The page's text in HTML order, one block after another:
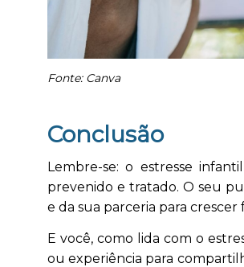
Fonte: Canva
Conclusão
Lembre-se: o estresse
prevenido e tratado. O seu
e da sua parceria para crescer
E você, como lida com o
ou experiência para